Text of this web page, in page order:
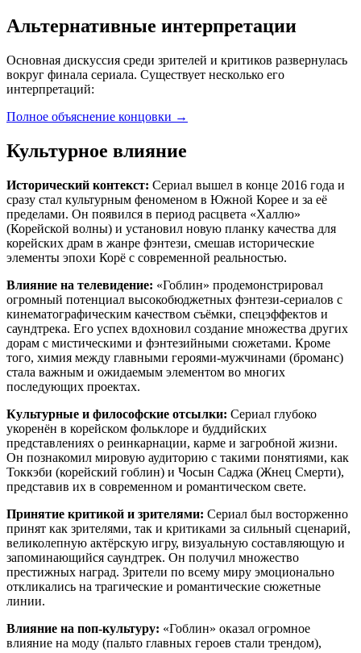
Альтернативные интерпретации
Основная дискуссия среди зрителей и критиков развернулась
вокруг финала сериала. Существует несколько его
интерпретаций:
Полное объяснение концовки →
Культурное влияние
Исторический контекст: Сериал вышел в конце 2016 года и
сразу стал культурным феноменом в Южной Корее и за её
пределами. Он появился в период расцвета «Халлю»
(Корейской волны) и установил новую планку качества для
корейских драм в жанре фэнтези, смешав исторические
элементы эпохи Корё с современной реальностью.
Влияние на телевидение: «Гоблин» продемонстрировал
огромный потенциал высокобюджетных фэнтези-сериалов с
кинематографическим качеством съёмки, спецэффектов и
саундтрека. Его успех вдохновил создание множества других
дорам с мистическими и фэнтезийными сюжетами. Кроме
того, химия между главными героями-мужчинами (броманс)
стала важным и ожидаемым элементом во многих
последующих проектах.
Культурные и философские отсылки: Сериал глубоко
укоренён в корейском фольклоре и буддийских
представлениях о реинкарнации, карме и загробной жизни.
Он познакомил мировую аудиторию с такими понятиями, как
Токкэби (корейский гоблин) и Чосын Саджа (Жнец Смерти),
представив их в современном и романтическом свете.
Принятие критикой и зрителями: Сериал был восторженно
принят как зрителями, так и критиками за сильный сценарий,
великолепную актёрскую игру, визуальную составляющую и
запоминающийся саундтрек. Он получил множество
престижных наград. Зрители по всему миру эмоционально
откликались на трагические и романтические сюжетные
линии.
Влияние на поп-культуру: «Гоблин» оказал огромное
влияние на моду (пальто главных героев стали трендом),